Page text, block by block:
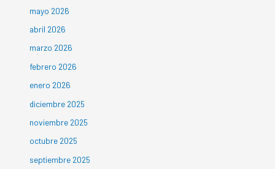
mayo 2026
abril 2026
marzo 2026
febrero 2026
enero 2026
diciembre 2025
noviembre 2025
octubre 2025
septiembre 2025